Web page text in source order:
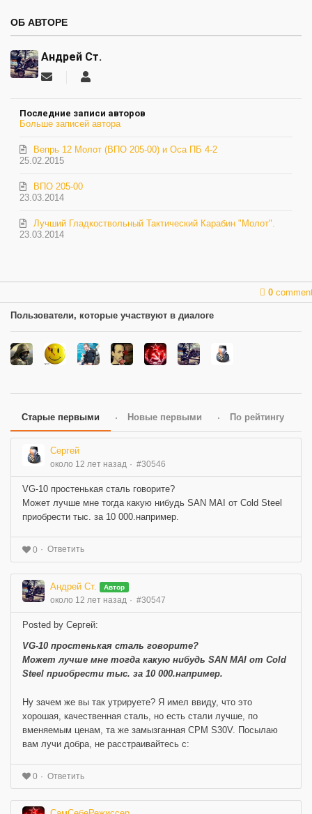
ОБ АВТОРЕ
Андрей Ст.
Подписаться
автора
Андрей
Последние записи авторов
Больше записей автора
25.02.2015
Вепрь 12 Молот (ВПО 205-00) и Оса ПБ 4-2
23.03.2014
ВПО 205-00
23.03.2014
Лучший Гладкоствольный Тактический Карабин "Молот".
0
Пользователи, которые участвуют в диалоге
Старые первыми Новые первыми По рейтингу
Сергей
около 12 лет назад #30546
VG-10 простенькая сталь говорите?
Может лучше мне тогда какую нибудь SAN MAI от Cold Steel
приобрести тыс. за 10 000.например.
0 Ответить
Андрей Ст. Автор
около 12 лет назад #30547
Posted by Сергей:
VG-10 простенькая сталь говорите?
Может лучше мне тогда какую нибудь SAN MAI от Cold
Steel приобрести тыс. за 10 000.например.
Ну зачем же вы так утрируете? Я имел ввиду, что это
хорошая, качественная сталь, но есть стали лучше, по
вменяемым ценам, та же замызганная CPM S30V. Посылаю
вам лучи добра, не расстраивайтесь с:
0 Ответить